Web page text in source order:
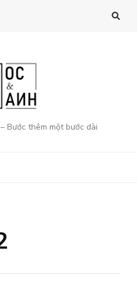
Bước thêm một bước dài